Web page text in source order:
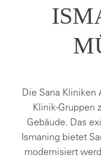
Die Sana Kliniken
Klinik-Gruppen
Gebäude. Das
Ismaning bietet
modernisiert